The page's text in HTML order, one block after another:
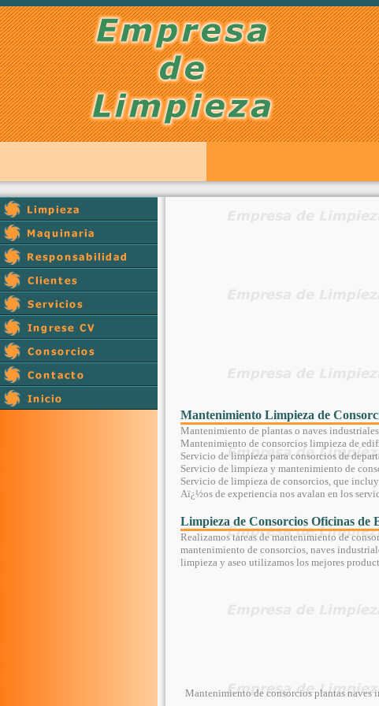
Mantenimiento Limpieza de
Mantenimiento de plantas o naves
Mantenimiento de consorcios limpieza de
Servicio de limpieza para consorcios de
Servicio de limpieza y mantenimiento de
Servicio de limpieza de consorcios, que
Aï¿½os de experiencia nos avalan en los
Limpieza de Consorcios Oficinas de
Realizamos tareas de mantenimiento de
mantenimiento de consorcios, naves
limpieza y aseo utilizamos los mejores
Mantenimiento de consorcios plantas naves